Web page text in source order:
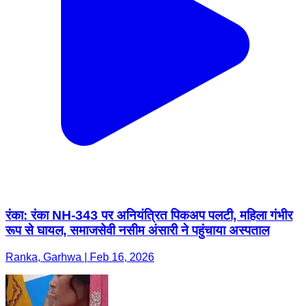
रंका: रंका NH-343 पर अनियंत्रित पिकअप पलटी, महिला गंभीर
रूप से घायल, समाजसेवी नसीम अंसारी ने पहुंचाया अस्पताल
Ranka, Garhwa | Feb 16, 2026